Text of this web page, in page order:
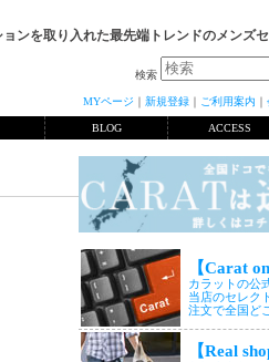
ンを取り入れた最先端トレンドのメンズ
検索
MYページ ｜ 新規登録 ｜ ご利用案内 ｜
BLOG ACCESS
【Carat
カラットの公
当店のセレク
注文で全国ど
【Real